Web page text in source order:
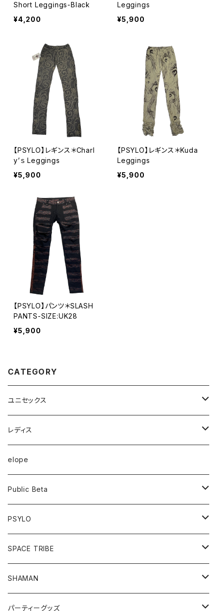
Short Leggings-Black
¥4,200
Leggings
¥5,900
【PSYLO】レギンス＊Charl
y’ｓ Leggings
¥5,900
【PSYLO】レギンス＊Kuda
Leggings
¥5,900
【PSYLO】パンツ＊SLASH
PANTS-SIZE:UK28
¥5,900
CATEGORY
ユニセックス
半袖Tシャツ
長袖Tシャツ
フーディー
パンツ
シューズ
服飾雑貨
レディス
トップス
ボトム
ワンピース
オールインワン
シューズ
服飾雑貨
elope
Public Beta
半袖Tシャツ
フーディー
長袖Tシャツ
PSYLO
トップス
ボトム
服飾雑貨
SPACE TRIBE
Tシャツ
フーディー
SHAMAN
トップス
パーティーグッズ